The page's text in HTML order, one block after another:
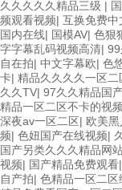
久久久久久精品三级 |
频观看视频| 互换免费中
国内在线| 国模AV| 色狠
字字幕乱码视频高清|
自在拍| 中文字幕欧| 色
卡| 精品久久久久一区二
久久TV| 97久久精品国
精品一区二区不卡的视频
深夜av一区二区| 欧美
频| 色妞国产在线视频|
国产另类久久久精品网
视频| 国产精品免费观看|
自产拍| 色精品一区二区